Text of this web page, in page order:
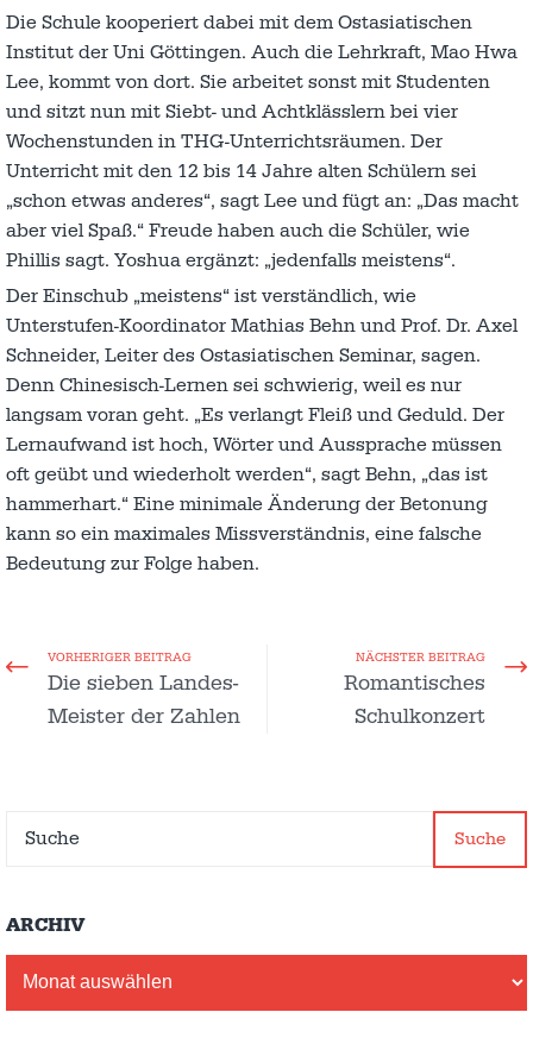
Die Schule kooperiert dabei mit dem Ostasiatischen
Institut der Uni Göttingen. Auch die Lehrkraft, Mao Hwa
Lee, kommt von dort. Sie arbeitet sonst mit Studenten
und sitzt nun mit Siebt- und Achtklässlern bei vier
Wochenstunden in THG-Unterrichtsräumen. Der
Unterricht mit den 12 bis 14 Jahre alten Schülern sei
„schon etwas anderes“, sagt Lee und fügt an: „Das macht
aber viel Spaß.“ Freude haben auch die Schüler, wie
Phillis sagt. Yoshua ergänzt: „jedenfalls meistens“.
Der Einschub „meistens“ ist verständlich, wie
Unterstufen-Koordinator Mathias Behn und Prof. Dr. Axel
Schneider, Leiter des Ostasiatischen Seminar, sagen.
Denn Chinesisch-Lernen sei schwierig, weil es nur
langsam voran geht. „Es verlangt Fleiß und Geduld. Der
Lernaufwand ist hoch, Wörter und Aussprache müssen
oft geübt und wiederholt werden“, sagt Behn, „das ist
hammerhart.“ Eine minimale Änderung der Betonung
kann so ein maximales Missverständnis, eine falsche
Bedeutung zur Folge haben.
VORHERIGER BEITRAG
Die sieben Landes-
Meister der Zahlen
NÄCHSTER BEITRAG
Romantisches
Schulkonzert
Suche
ARCHIV